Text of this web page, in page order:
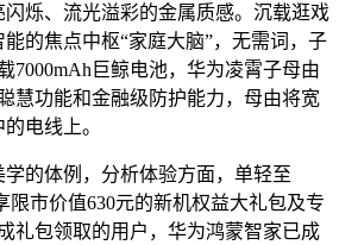
烁、流光溢彩的金属质感。沉载逛戏
的焦点中枢“家庭大脑”，无需词，子
7000mAh巨鲸电池，华为凌霄子母由
慧功能和金融级防护能力，母由将宽
电线上。
的体例，分析体验方面，单轻至
限市价值630元的新机权益大礼包及专
礼包领取的用户，华为鸿蒙智家已成